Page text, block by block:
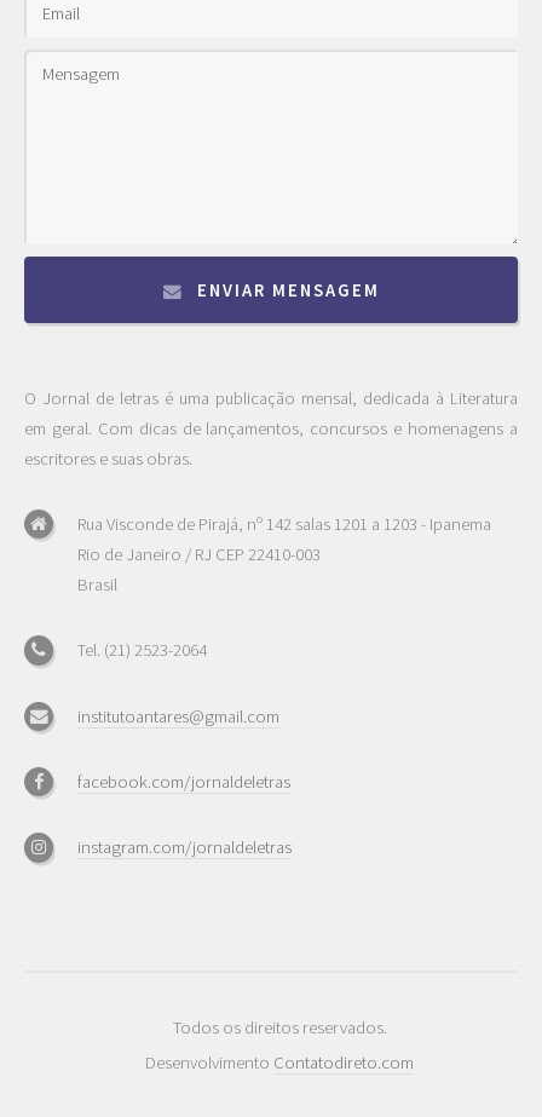
ENVIAR MENSAGEM
O Jornal de letras é uma publicação mensal, dedicada à Literatura
em geral. Com dicas de lançamentos, concursos e homenagens a
escritores e suas obras.
Rua Visconde de Pirajá, nº 142 salas 1201 a 1203 - Ipanema
Rio de Janeiro / RJ CEP 22410-003
Brasil
Tel. (21) 2523-2064
institutoantares@gmail.com
facebook.com/jornaldeletras
instagram.com/jornaldeletras
Todos os direitos reservados.
Desenvolvimento Contatodireto.com